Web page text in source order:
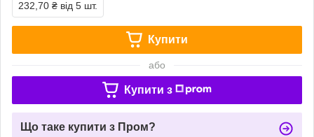
232,70 ₴ від 5 шт.
Купити
або
Купити з
Що таке купити з Пром?